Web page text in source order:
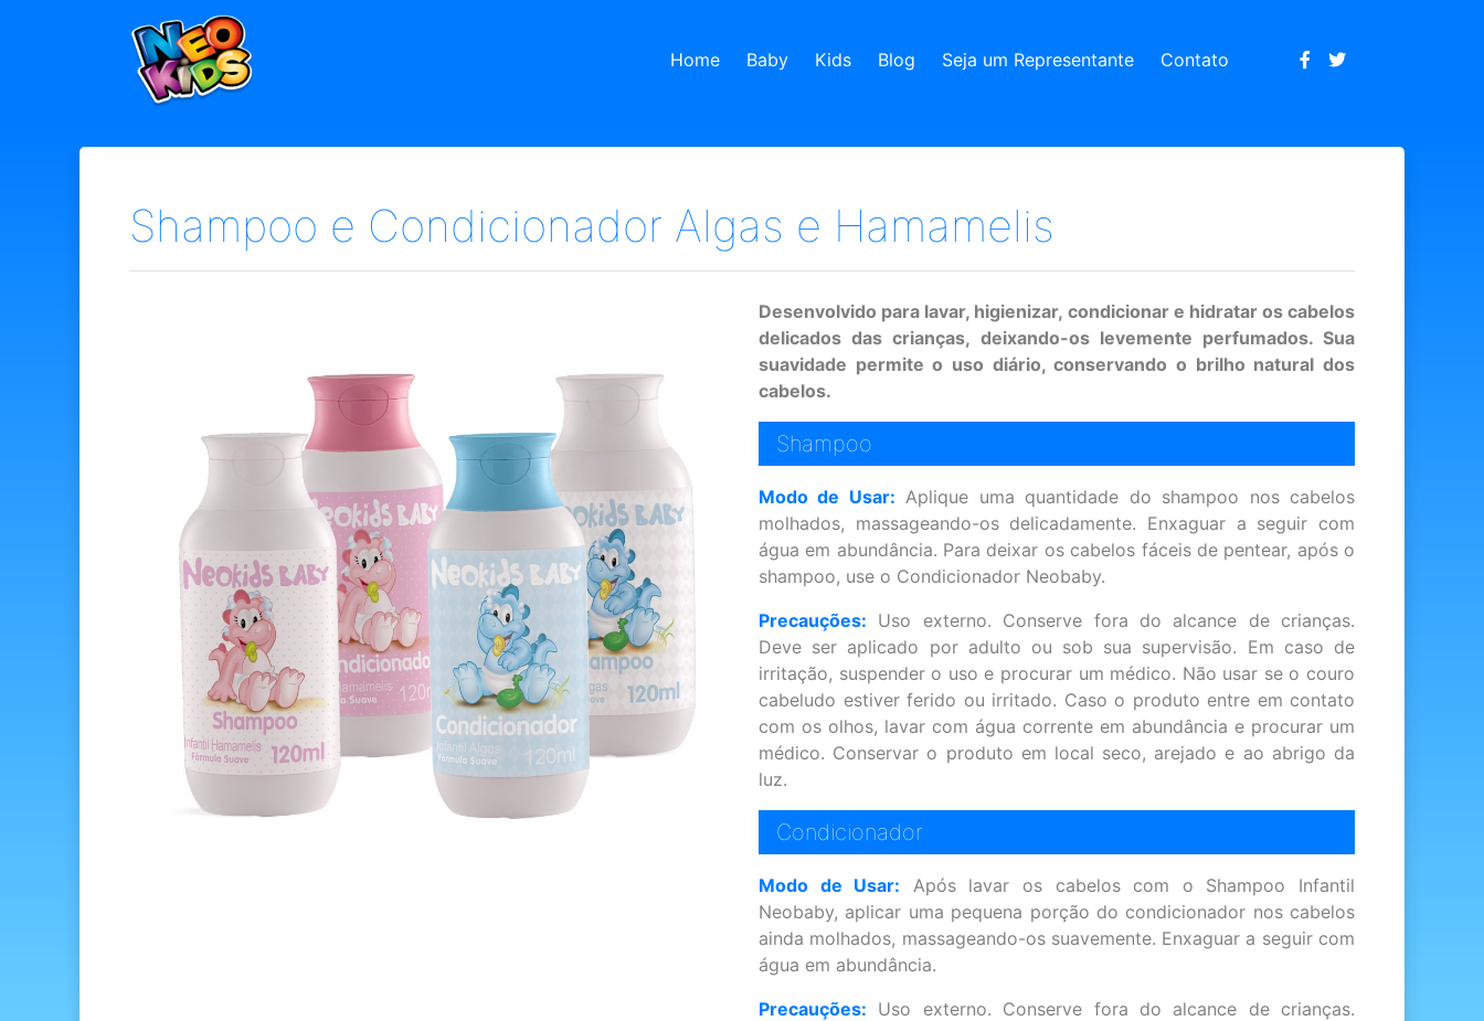
Seja um Representante
Home Baby Kids Blog Seja um Representante Contato
Shampoo e Condicionador Algas e Hamamelis
Desenvolvido para lavar, higienizar, condicionar e hidratar os cabelos
delicados das crianças, deixando-os levemente perfumados. Sua
suavidade permite o uso diário, conservando o brilho natural dos
cabelos.
Shampoo
Modo de Usar: Aplique uma quantidade do shampoo nos cabelos
molhados, massageando-os delicadamente. Enxaguar a seguir com
água em abundância. Para deixar os cabelos fáceis de pentear, após o
shampoo, use o Condicionador Neobaby.
Precauções: Uso externo. Conserve fora do alcance de crianças.
Deve ser aplicado por adulto ou sob sua supervisão. Em caso de
irritação, suspender o uso e procurar um médico. Não usar se o couro
cabeludo estiver ferido ou irritado. Caso o produto entre em contato
com os olhos, lavar com água corrente em abundância e procurar um
médico. Conservar o produto em local seco, arejado e ao abrigo da
luz.
Condicionador
Modo de Usar: Após lavar os cabelos com o Shampoo Infantil
Neobaby, aplicar uma pequena porção do condicionador nos cabelos
ainda molhados, massageando-os suavemente. Enxaguar a seguir com
água em abundância.
Precauções: Uso externo. Conserve fora do alcance de crianças.